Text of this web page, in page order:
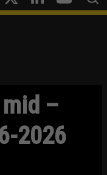
–
2026